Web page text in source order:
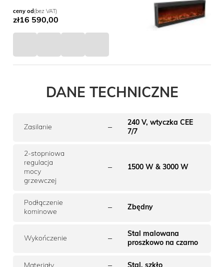
ceny od (bez VAT)
zł16 590,00
DANE TECHNICZNE
Zasilanie –
240 V, wtyczka CEE
7/7
2-stopniowa
regulacja
mocy
grzewczej
– 1500 W & 3000 W
Podłączenie
kominowe
– Zbędny
Wykończenie –
Stal malowana
proszkowo na czarno
Materiały – Stal, szkło